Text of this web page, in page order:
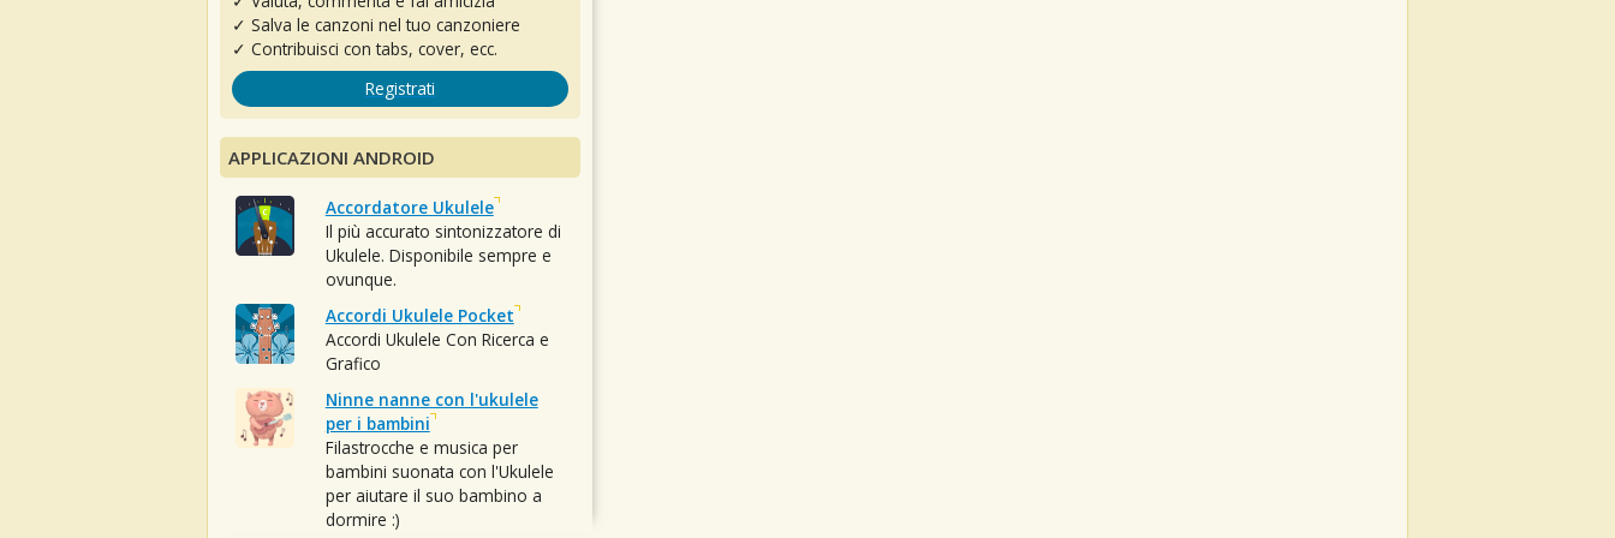
✓ Salva le canzoni nel tuo canzoniere
✓ Contribuisci con tabs, cover, ecc.
Registrati
APPLICAZIONI ANDROID
Accordatore Ukulele
Il più accurato sintonizzatore di
Ukulele. Disponibile sempre e
ovunque.
Accordi Ukulele Pocket
Accordi Ukulele Con Ricerca e
Grafico
Ninne nanne con l'ukulele
per i bambini
Filastrocche e musica per
bambini suonata con l'Ukulele
per aiutare il suo bambino a
dormire :)